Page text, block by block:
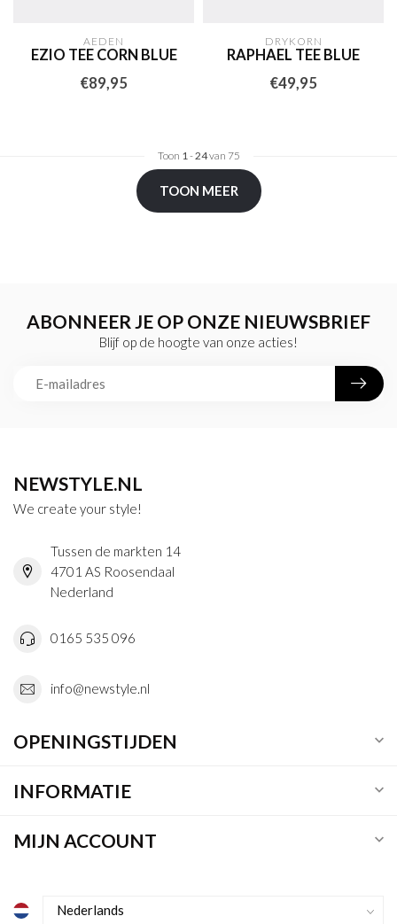
AEDEN
EZIO TEE CORN BLUE
€89,95
DRYKORN
RAPHAEL TEE BLUE
€49,95
Toon 1 -24van 75
TOON MEER
ABONNEER JE OP ONZE NIEUWSBRIEF
Blijf op de hoogte van onze acties!
NEWSTYLE.NL
We create your style!
Tussen de markten 14
4701 AS Roosendaal
Nederland
0165 535 096
info@newstyle.nl
OPENINGSTIJDEN
INFORMATIE
MIJN ACCOUNT